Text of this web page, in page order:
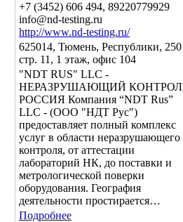
+7 (3452) 606 494, 89220779929
info@nd-testing.ru
http://www.nd-testing.ru/
625014, Тюмень, Республики, 250
стр. 11, 1 этаж, офис 104
"NDT RUS" LLC -
НЕРАЗРУШАЮЩИЙ
РОССИЯ Компания “NDT Rus”
LLC - (ООО "НДТ Рус")
предоставляет полный комплекс
услуг в области неразрушающего
контроля, от аттестации
лабораторий НК, до поставки и
метрологической поверки
оборудования. География
деятельности простирается…
Подробнее